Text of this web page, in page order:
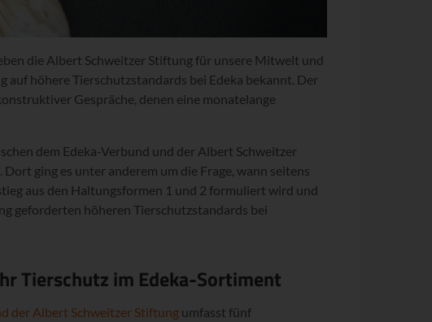
die Albert Schweitzer Stiftung für unsere Mitwelt und
auf höhere Tierschutzstandards bei Edeka bekannt. Der
Gespräche, denen eine monatelange
dem Edeka-Verbund und der Albert Schweitzer
ging es unter anderem um die Frage, wann seitens
aus den Haltungsformen 1 und 2 formuliert wird und
geforderten höheren Tierschutzstandards bei
Tierschutz im Edeka-Sortiment
der Albert Schweitzer Stiftung umfasst fünf